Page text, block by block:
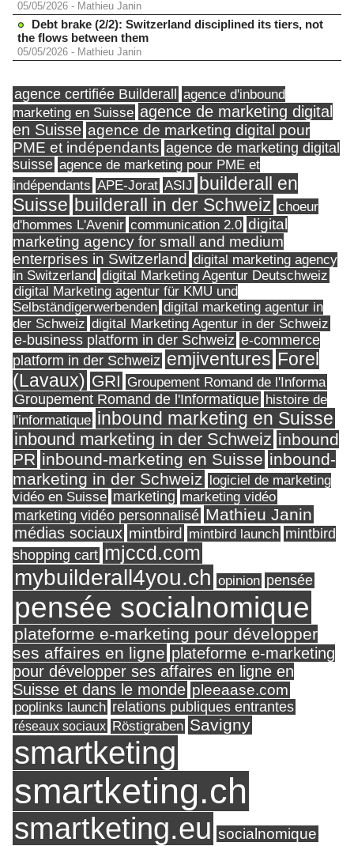
05/05/2026 - Mathieu Janin
Debt brake (2/2): Switzerland disciplined its tiers, not
the flows between them
05/05/2026 - Mathieu Janin
agence certifiée Builderall
agence d'inbound
marketing en Suisse agence de marketing digital
en Suisse agence de marketing digital pour
PME et indépendants agence de marketing digital
suisse agence de marketing pour PME et
indépendants APE-Jorat ASIJ builderall en
Suisse builderall in der Schweiz choeur
d'hommes L'Avenir communication 2.0 digital
marketing agency for small and medium
enterprises in Switzerland digital marketing agency
in Switzerland digital Marketing Agentur Deutschweiz
digital Marketing agentur für KMU und
Selbständigerwerbenden digital marketing agentur in
der Schweiz digital Marketing Agentur in der Schweiz
e-business platform in der Schweiz e-commerce
platform in der Schweiz emjiventures Forel
(Lavaux) GRI Groupement Romand de l'Informa
Groupement Romand de l'Informatique histoire de
l'informatique inbound marketing en Suisse
inbound marketing in der Schweiz inbound
PR inbound-marketing en Suisse inbound-
marketing in der Schweiz logiciel de marketing
vidéo en Suisse marketing marketing vidéo
marketing vidéo personnalisé Mathieu Janin
médias sociaux mintbird mintbird launch mintbird
shopping cart mjccd.com
mybuilderall4you.ch opinion pensée
pensée socialnomique
plateforme e-marketing pour développer
ses affaires en ligne plateforme e-marketing
pour développer ses affaires en ligne en
Suisse et dans le monde pleeaase.com
poplinks launch relations publiques entrantes
réseaux sociaux Röstigraben Savigny
smartketing
smartketing.ch
smartketing.eu socialnomique